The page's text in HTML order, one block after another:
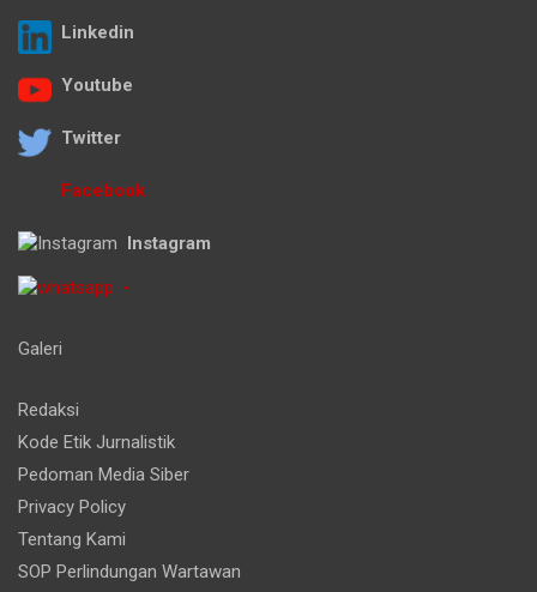
Linkedin
Youtube
Twitter
Facebook
Instagram
-
Galeri
Redaksi
Kode Etik Jurnalistik
Pedoman Media Siber
Privacy Policy
Tentang Kami
SOP Perlindungan Wartawan